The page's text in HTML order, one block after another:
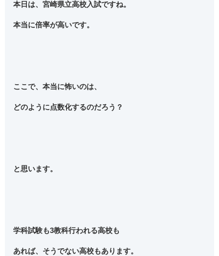
本日は、宮崎県立高校入試ですね。
本当に倍率が高いです。
ここで、本当に怖いのは、
どのように点数化するのだろう？
と思います。
学科試験も3教科行われる高校も
あれば、そうでない高校もあります。